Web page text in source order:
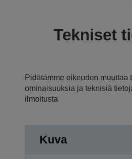
Tekniset
Pidätämme oikeuden muuttaa
ominaisuuksia ja teknisiä
ilmoitusta
Kuva